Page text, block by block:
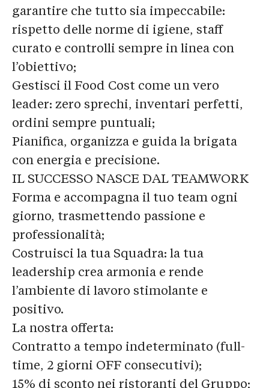
garantire che tutto sia impeccabile:
rispetto delle norme di igiene, staff
curato e controlli sempre in linea con
l’obiettivo;
Gestisci il Food Cost come un vero
leader: zero sprechi, inventari perfetti,
ordini sempre puntuali;
Pianifica, organizza e guida la brigata
con energia e precisione.
IL SUCCESSO NASCE DAL TEAMWORK
Forma e accompagna il tuo team ogni
giorno, trasmettendo passione e
professionalità;
Costruisci la tua Squadra: la tua
leadership crea armonia e rende
l’ambiente di lavoro stimolante e
positivo.
La nostra offerta:
Contratto a tempo indeterminato (full-
time, 2 giorni OFF consecutivi);
15% di sconto nei ristoranti del Gruppo;